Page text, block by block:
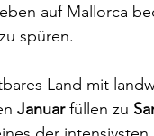
auf Mallorca
spüren.
Land mit
Januar füllen zu